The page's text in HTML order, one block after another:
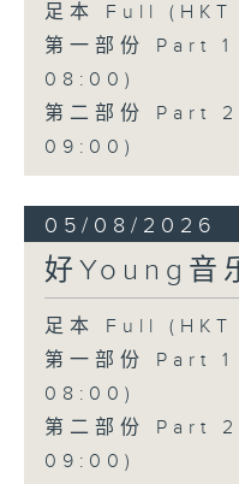
足本 Full
第一部份 Part
08:00)
第二部份 Part
09:00)
05/08/2026
好Young音
足本 Full
第一部份 Part
08:00)
第二部份 Part
09:00)